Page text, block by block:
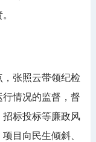
张照云带领纪检
情况的监督，督
标投标等廉政风
目向民生倾斜、